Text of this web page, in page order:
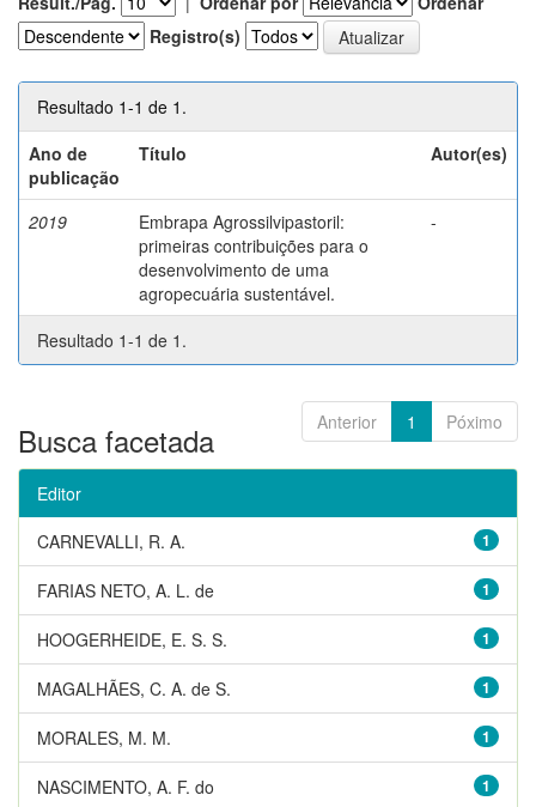
Registro(s)
Resultado 1-1 de 1.
Ano de
publicação
Título Autor(es)
2019
Embrapa Agrossilvipastoril:
primeiras contribuições para o
desenvolvimento de uma
agropecuária sustentável.
-
Resultado 1-1 de 1.
Anterior 1 Póximo
Busca facetada
Editor
1
CARNEVALLI, R. A.
1
FARIAS NETO, A. L. de
1
HOOGERHEIDE, E. S. S.
1
MAGALHÃES, C. A. de S.
1
MORALES, M. M.
1
NASCIMENTO, A. F. do